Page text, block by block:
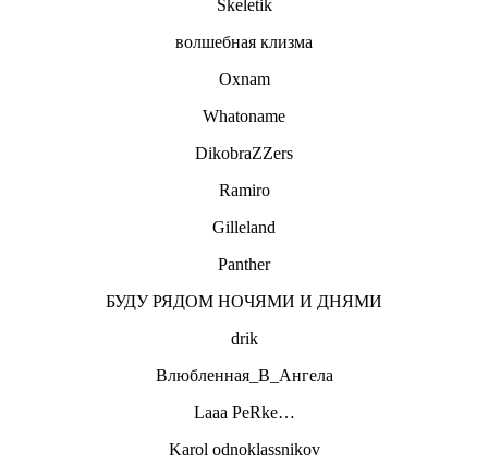
Skeletik
волшебная клизма
Oxnam
Whatoname
DikobraZZers
Ramiro
Gilleland
Panther
БУДУ РЯДОМ НОЧЯМИ И ДНЯМИ
drik
Влюбленная_В_Ангела
Laaa PeRke…
Karol odnoklassnikov